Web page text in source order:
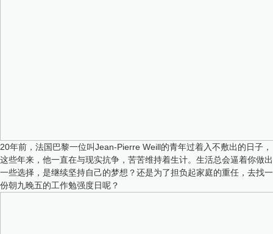
20年前，法国巴黎一位叫Jean-Pierre Weill的青年过着入不敷出的日子，
这些年来，他一直在与现实抗争，苦苦维持着生计。生活总会逼着你做出
一些选择，是继续坚持自己的梦想？还是为了担负起家庭的重任，去找一
份朝九晚五的工作勉强度日呢？